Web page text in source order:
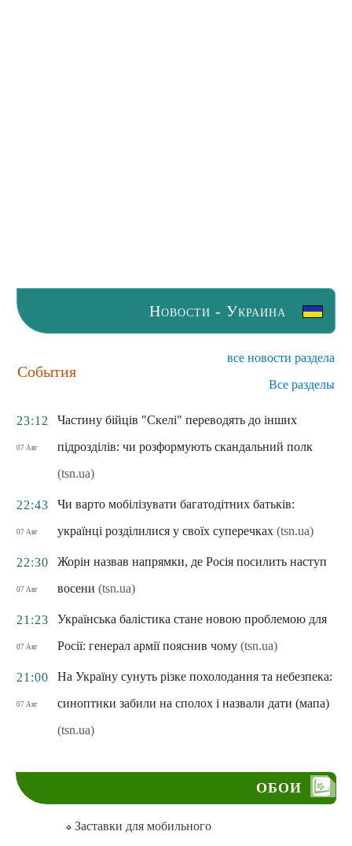
Новости - Украина
События
все новости раздела
Все разделы
23:12
07 Авг
Частину бійців "Скелі" переводять до інших
підрозділів: чи розформують скандальний полк
(tsn.ua)
22:43
07 Авг
Чи варто мобілізувати багатодітних батьків:
українці розділилися у своїх суперечках (tsn.ua)
22:30
07 Авг
Жорін назвав напрямки, де Росія посилить наступ
восени (tsn.ua)
21:23
07 Авг
Українська балістика стане новою проблемою для
Росії: генерал армії пояснив чому (tsn.ua)
21:00
07 Авг
На Україну сунуть різке похолодання та небезпека:
синоптики забили на сполох і назвали дати (мапа)
(tsn.ua)
ОБОИ
Заставки для мобильного